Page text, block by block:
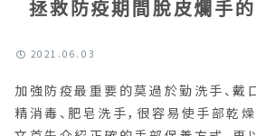
拯救防疫期間脫皮爛手
2021.06.03
加強防疫最重要的莫過於勤洗手、戴
精消毒、肥皂洗手，很容易使手部乾